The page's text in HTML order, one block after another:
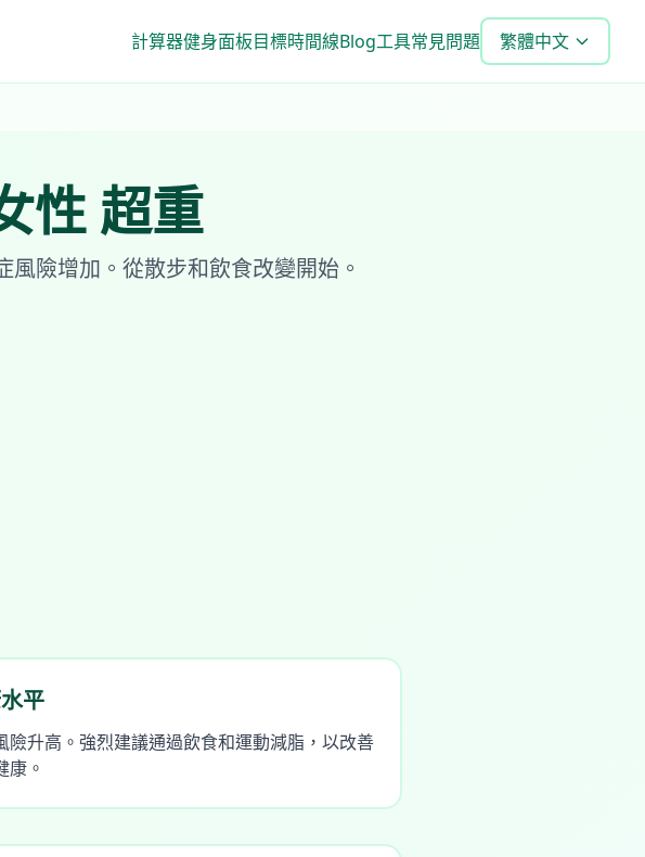
計算器健身面板目標時間線Blog工具常見問題 繁體中文
性 超重
險增加。從散步和飲食改變開始。
平
險升高。強烈建議通過飲食和運動減脂，以改善
康。